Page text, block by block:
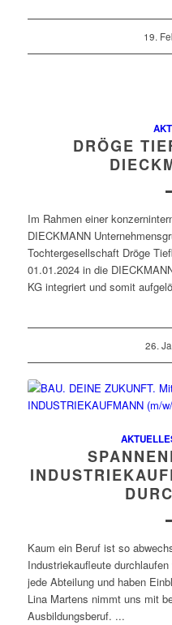
19.
DRÖGE
Im Rahmen einer
DIECKMANN
Tochtergesellschaft Dröge
01.01.2024 in die
KG integriert und somit
26.
Kaum ein Beruf ist so
Industriekaufleute
jede Abteilung und haben
Lina Martens nimmt uns mit
Ausbildungsberuf. ...